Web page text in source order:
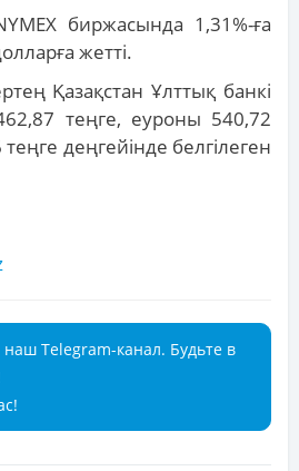
биржасында 1,31%-ға
жетті.
Қазақстан Ұлттық банкі
теңге, еуроны 540,72
деңгейінде белгілеген
Telegram-канал. Будьте в